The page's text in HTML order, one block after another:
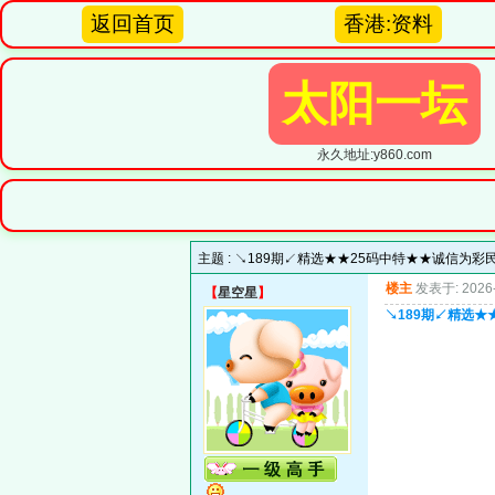
返回首页 香港:资料
太阳一坛
永久地址:y860.com
主题 : ↘189期↙精选★★25码中特★★诚信为彩民
【星空星】 楼主 发表于:
↘189期↙精选